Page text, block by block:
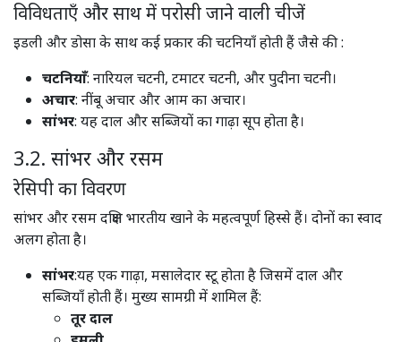
विविधताएँ और साथ में परोसी जाने वाली चीजें
इडली और डोसा के साथ कई प्रकार की चटनियाँ होती हैं जैसे की :
चटनियाँ: नारियल चटनी, टमाटर चटनी, और पुदीना चटनी।​
अचार: नींबू अचार और आम का अचार।​
सांभर: यह दाल और सब्जियों का गाढ़ा सूप होता है।​
3.2. सांभर और रसम
रेसिपी का विवरण
सांभर और रसम दक्षिण भारतीय खाने के महत्वपूर्ण हिस्से हैं। दोनों का स्वाद
अलग होता है।
सांभर:यह एक गाढ़ा, मसालेदार स्टू होता है जिसमें दाल और
सब्जियाँ होती हैं। मुख्य सामग्री में शामिल हैं:
तूर दाल